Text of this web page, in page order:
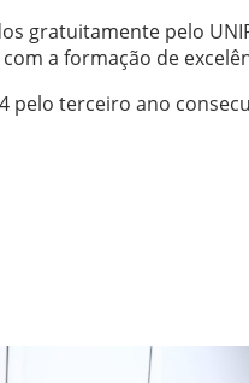
gratuitamente pelo
a formação de
pelo terceiro ano